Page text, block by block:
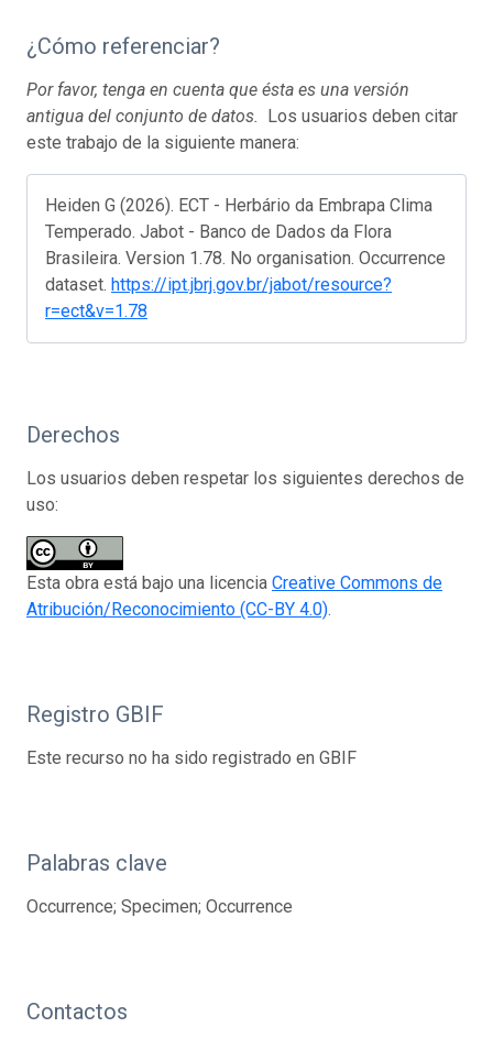
¿Cómo referenciar?
Por favor, tenga en cuenta que ésta es una versión
antigua del conjunto de datos. Los usuarios deben citar
este trabajo de la siguiente manera:
Heiden G (2026). ECT - Herbário da Embrapa Clima
Temperado. Jabot - Banco de Dados da Flora
Brasileira. Version 1.78. No organisation. Occurrence
dataset. https://ipt.jbrj.gov.br/jabot/resource?
r=ect&v=1.78
Derechos
Los usuarios deben respetar los siguientes derechos de
uso:
Esta obra está bajo una licencia Creative Commons de
Atribución/Reconocimiento (CC-BY 4.0).
Registro GBIF
Este recurso no ha sido registrado en GBIF
Palabras clave
Occurrence; Specimen; Occurrence
Contactos